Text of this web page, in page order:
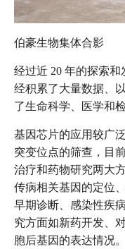
伯豪生物集体合影
经过近 20 年的探索
经积累了大量数据、
了生命科学、医学和
基因芯片的应用较广
突变位点的筛查，目
治疗和药物研究两大
传病相关基因的定位
早期诊断、感染性疾
究方面如新药开发、
胞后基因的表达情况。